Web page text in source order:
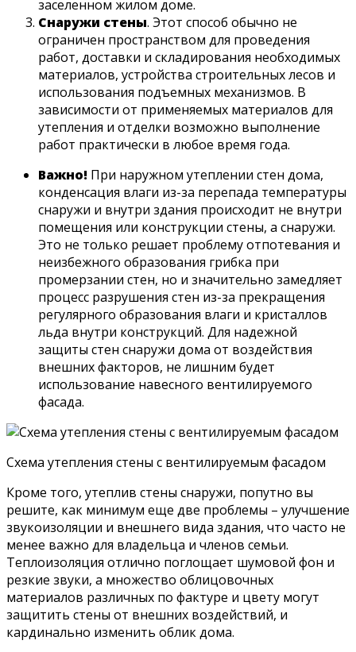
заселенном жилом доме.
Снаружи стены. Этот способ обычно не
ограничен пространством для проведения
работ, доставки и складирования необходимых
материалов, устройства строительных лесов и
использования подъемных механизмов. В
зависимости от применяемых материалов для
утепления и отделки возможно выполнение
работ практически в любое время года.
Важно! При наружном утеплении стен дома,
конденсация влаги из-за перепада температуры
снаружи и внутри здания происходит не внутри
помещения или конструкции стены, а снаружи.
Это не только решает проблему отпотевания и
неизбежного образования грибка при
промерзании стен, но и значительно замедляет
процесс разрушения стен из-за прекращения
регулярного образования влаги и кристаллов
льда внутри конструкций. Для надежной
защиты стен снаружи дома от воздействия
внешних факторов, не лишним будет
использование навесного вентилируемого
фасада.
Схема утепления стены с вентилируемым фасадом
Кроме того, утеплив стены снаружи, попутно вы
решите, как минимум еще две проблемы – улучшение
звукоизоляции и внешнего вида здания, что часто не
менее важно для владельца и членов семьи.
Теплоизоляция отлично поглощает шумовой фон и
резкие звуки, а множество облицовочных
материалов различных по фактуре и цвету могут
защитить стены от внешних воздействий, и
кардинально изменить облик дома.